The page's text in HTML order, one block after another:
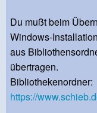
Du mußt beim
Windows-
aus
übertragen.
Bibliothekenordner:
https://